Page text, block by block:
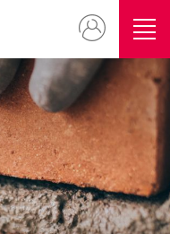
Menu
du
compte
de
l'utilisateur